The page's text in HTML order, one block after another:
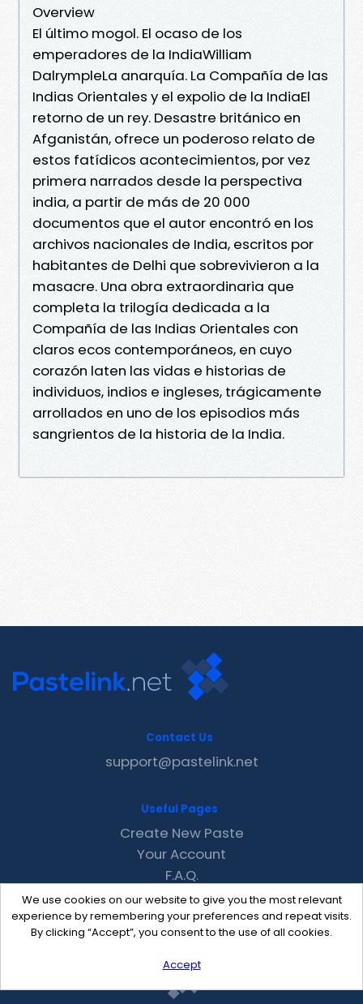
Overview
El último mogol. El ocaso de los
emperadores de la IndiaWilliam
DalrympleLa anarquía. La Compañía de las
Indias Orientales y el expolio de la IndiaEl
retorno de un rey. Desastre británico en
Afganistán, ofrece un poderoso relato de
estos fatídicos acontecimientos, por vez
primera narrados desde la perspectiva
india, a partir de más de 20 000
documentos que el autor encontró en los
archivos nacionales de India, escritos por
habitantes de Delhi que sobrevivieron a la
masacre. Una obra extraordinaria que
completa la trilogía dedicada a la
Compañía de las Indias Orientales con
claros ecos contemporáneos, en cuyo
corazón laten las vidas e historias de
individuos, indios e ingleses, trágicamente
arrollados en uno de los episodios más
sangrientos de la historia de la India.
We use cookies on our website to give you the most relevant
experience by remembering your preferences and repeat visits.
By clicking “Accept”, you consent to the use of all cookies.
Accept
Contact Us
support@pastelink.net
Useful Pages
Create New Paste
Your Account
F.A.Q.
Recent
Contact